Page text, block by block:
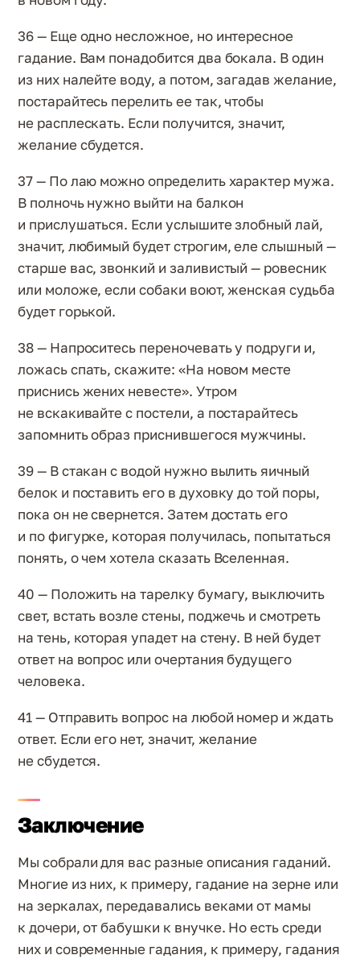
36 — Еще одно несложное, но интересное
гадание. Вам понадобится два бокала. В один
из них налейте воду, а потом, загадав желание,
постарайтесь перелить ее так, чтобы
не расплескать. Если получится, значит,
желание сбудется.
37 — По лаю можно определить характер мужа.
В полночь нужно выйти на балкон
и прислушаться. Если услышите злобный лай,
значит, любимый будет строгим, еле слышный —
старше вас, звонкий и заливистый — ровесник
или моложе, если собаки воют, женская судьба
будет горькой.
38 — Напроситесь переночевать у подруги и,
ложась спать, скажите: «На новом месте
приснись жених невесте». Утром
не вскакивайте с постели, а постарайтесь
запомнить образ приснившегося мужчины.
39 — В стакан с водой нужно вылить яичный
белок и поставить его в духовку до той поры,
пока он не свернется. Затем достать его
и по фигурке, которая получилась, попытаться
понять, о чем хотела сказать Вселенная.
40 — Положить на тарелку бумагу, выключить
свет, встать возле стены, поджечь и смотреть
на тень, которая упадет на стену. В ней будет
ответ на вопрос или очертания будущего
человека.
41 — Отправить вопрос на любой номер и ждать
ответ. Если его нет, значит, желание
не сбудется.
Заключение
Мы собрали для вас разные описания гаданий.
Многие из них, к примеру, гадание на зерне или
на зеркалах, передавались веками от мамы
к дочери, от бабушки к внучке. Но есть среди
них и современные гадания, к примеру, гадания